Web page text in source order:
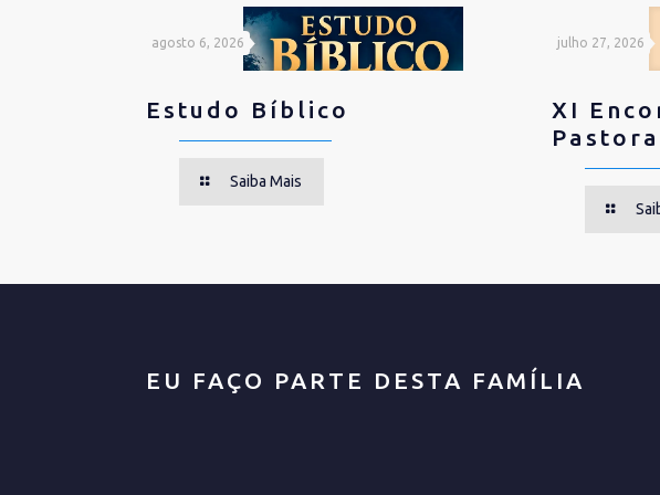
agosto 6, 2026
Estudo Bíblico
Saiba Mais
julho 27, 2026
XI
EU FAÇO PARTE DESTA FAMÍLIA